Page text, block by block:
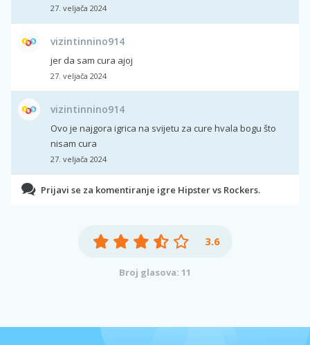
27. veljača 2024
vizintinnino914
jer da sam cura ajoj
27. veljača 2024
vizintinnino914
Ovo je najgora igrica na svijetu za cure hvala bogu što
nisam cura
27. veljača 2024
Prijavi se za komentiranje igre Hipster vs Rockers.
3.6
Broj glasova: 11